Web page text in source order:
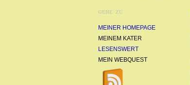
GEHE ZU
MEINER HOMEPAGE
MEINEM KATER
LESENSWERT
MEIN WEBQUEST